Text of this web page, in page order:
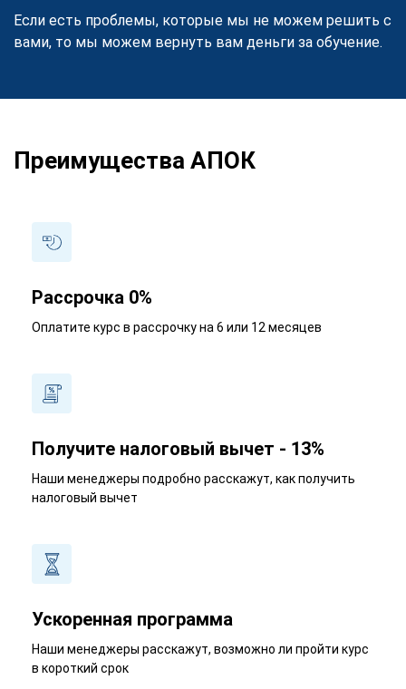
Если есть проблемы, которые мы не можем решить с
вами, то мы можем вернуть вам деньги за обучение.
Преимущества АПОК
Рассрочка 0%
Оплатите курс в рассрочку на 6 или 12 месяцев
Получите налоговый вычет - 13%
Наши менеджеры подробно расскажут, как получить
налоговый вычет
Ускоренная программа
Наши менеджеры расскажут, возможно ли пройти курс
в короткий срок